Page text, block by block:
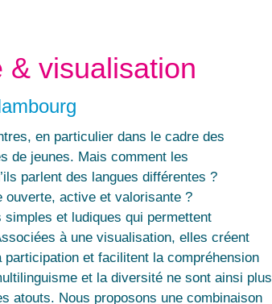
& visualisation
en particulier dans le cadre des
de jeunes. Mais comment les
parlent des langues différentes ?
ouverte, active et valorisante ?
simples et ludiques qui permettent
à une visualisation, elles créent
et facilitent la compréhension
et la diversité ne sont ainsi plus
atouts. Nous proposons une combinaison